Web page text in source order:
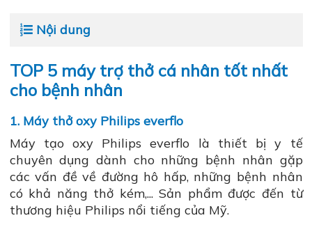
Nội dung
TOP 5 máy trợ thở cá nhân tốt nhất
cho bệnh nhân
1. Máy thở oxy Philips everflo
Máy tạo oxy Philips everflo là thiết bị y tế
chuyên dụng dành cho những bệnh nhân gặp
các vấn đề về đường hô hấp, những bệnh nhân
có khả năng thở kém,... Sản phẩm được đến từ
thương hiệu Philips nổi tiếng của Mỹ.